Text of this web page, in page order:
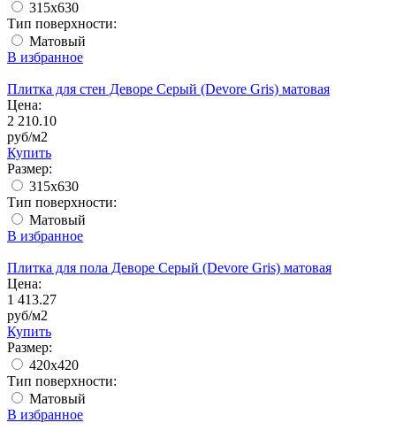
315x630
Тип поверхности:
Матовый
В избранное
Плитка для стен Деворе Серый (Devore Gris) матовая
Цена:
2 210.10
руб/м2
Купить
Размер:
315x630
Тип поверхности:
Матовый
В избранное
Плитка для пола Деворе Серый (Devore Gris) матовая
Цена:
1 413.27
руб/м2
Купить
Размер:
420х420
Тип поверхности:
Матовый
В избранное